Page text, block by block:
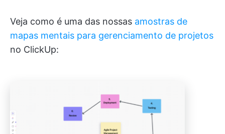
Veja como é uma das nossas amostras de
mapas mentais para gerenciamento de projetos
no ClickUp: